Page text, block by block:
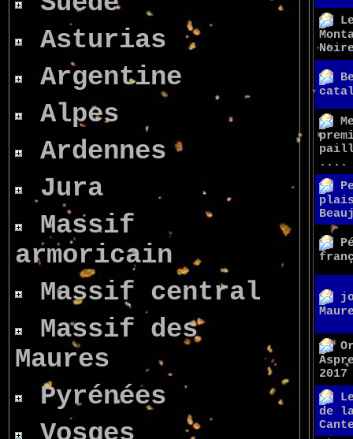
Asturias
Argentine
Alpes
Ardennes
Jura
Massif
armoricain
Massif central
Massif des
Maures
Pyrénées
....
2017
de